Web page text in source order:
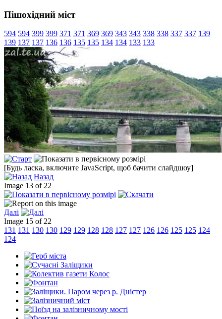
Пішохідний міст
594 594 399 399 371 371 369 369 343 343 338 338 337 337 139
139 137 137 136 136 135 135 134 134 133 133
[Будь ласка, включите JavaScript, щоб бачити слайдшоу]
Назад
Image 13 of 22
Далі
Image 15 of 22
131 131 130 130 129 129 128 128 127 127 126 126 125 125 124
124